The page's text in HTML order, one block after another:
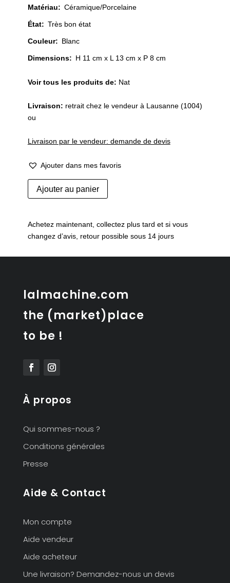
Matériau: Céramique/Porcelaine
État: Très bon état
Couleur: Blanc
Dimensions: H 11 cm x L 13 cm x P 8 cm
Voir tous les produits de: Nat
Livraison: retrait chez le vendeur à Lausanne (1004)
ou
Livraison par le vendeur: demande de devis
Ajouter dans mes favoris
quantité
de
porcelaine
Ajouter au panier
Achetez maintenant, collectez plus tard et si vous
changez d’avis, retour possible sous 14 jours
lalmachine.com
the (market)place
to be !
À propos
Qui sommes-nous ?
Conditions générales
Presse
Aide & Contact
Mon compte
Aide vendeur
Aide acheteur
Une livraison? Demandez-nous un devis